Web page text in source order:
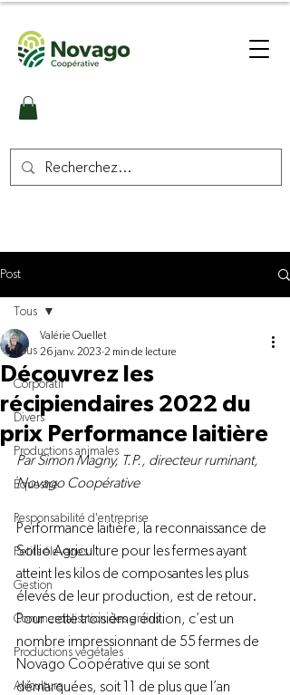
Post
Tous
Corporatif
Divers
Productions animales
Équestre
Responsabilité d'entreprise
Petits élevages
Gestion
Commercialisation des grains
Productions végétales
Aviculture
Tous
Découvrez les
récipiendaires 2022 du
prix Performance laitière
Valérie Ouellet
26 janv. 2023 2 min de lecture
Par Simon Magny, T.P., directeur ruminant,
Novago Coopérative
Performance laitière, la reconnaissance de
Sollio Agriculture pour les fermes ayant
atteint les kilos de composantes les plus
élevés de leur production, est de retour.
Pour cette troisième édition, c’est un
nombre impressionnant de 55 fermes de
Novago Coopérative qui se sont
démarquées, soit 11 de plus que l’an